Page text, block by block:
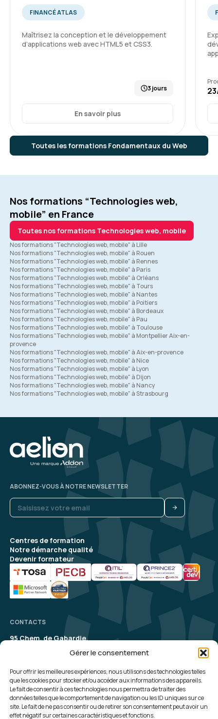
Gérer le consentement
Pour offrir les meilleures expériences, nous utilisons des technologies telles
que les cookies pour stocker et/ou accéder aux informations des appareils.
Le fait de consentir à ces technologies nous permettra de traiter des
données telles que le comportement de navigation ou les ID uniques sur ce
site. Le fait de ne pas consentir ou de retirer son consentement peut avoir un
effet négatif sur certaines caractéristiques et fonctions.
Toutes les formations Fondamentaux du Web
FINANCÉ ATLAS
Maîtrisez la conception et le développement
d’applications web avec HTML5 et CSS3.
3 jours
En savoir plus
Nos formations “Technologies web,
mobile” en France
Toutes nos formations Technologies web, mobile
Nos formations "Technologies web, mobile" à Lille
Nos formations "Technologies web, mobile" à Rouen
Nos formations "Technologies web, mobile" à Rennes
Nos formations "Technologies web, mobile" à Paris
Nos formations "Technologies web, mobile" à Orléans
Nos formations "Technologies web, mobile" à Tours
Nos formations "Technologies web, mobile" à Nantes
Nos formations "Technologies web, mobile" à Poitiers
Nos formations "Technologies web, mobile" à Bordeaux
Nos formations "Technologies web, mobile" à Pau
Nos formations "Technologies web, mobile" à Toulouse
Nos formations "Technologies web, mobile" à Montpellier Aix-en-
provence
Nos formations "Technologies web, mobile" à Aix-en-provence
Nos formations "Technologies web, mobile" à Nice
Nos formations "Technologies web, mobile" à Lyon
Nos formations "Technologies web, mobile" à Dijon
Nos formations "Technologies web, mobile" à Nancy
Nos formations "Technologies web, mobile" à Strasbourg
Centres de formation
Notre démarche qualité
Devenir formateur
ABONNEZ-VOUS À NOTRE NEWSLETTER
CONTACTS
95 Chem. de Gabardie,
contact@aelion.com
UNE QUESTION, UN RENSEIGNEMENT ?
Contactez-nous